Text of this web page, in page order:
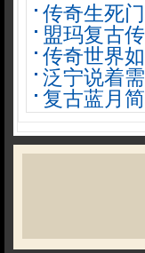
传奇生死
盟玛复古
传奇世界
泛宁说着
复古蓝月